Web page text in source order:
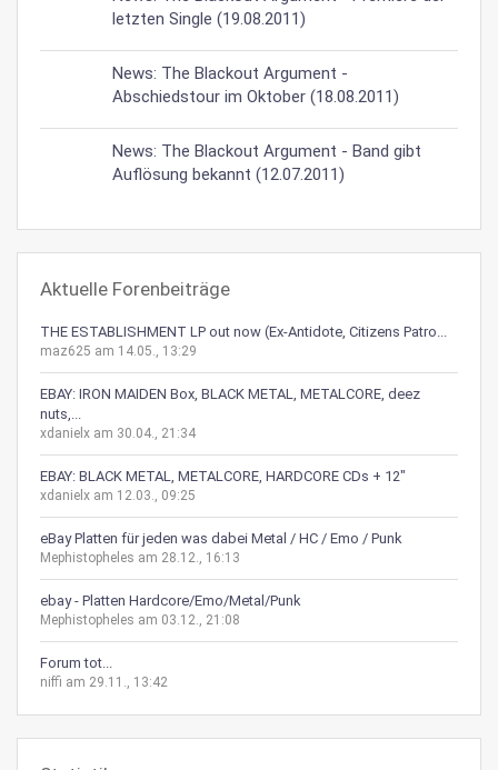
letzten Single (19.08.2011)
News: The Blackout Argument -
Abschiedstour im Oktober (18.08.2011)
News: The Blackout Argument - Band gibt
Auflösung bekannt (12.07.2011)
Aktuelle Forenbeiträge
THE ESTABLISHMENT LP out now (Ex-Antidote, Citizens Patro...
maz625 am 14.05., 13:29
EBAY: IRON MAIDEN Box, BLACK METAL, METALCORE, deez
nuts,...
xdanielx am 30.04., 21:34
EBAY: BLACK METAL, METALCORE, HARDCORE CDs + 12"
xdanielx am 12.03., 09:25
eBay Platten für jeden was dabei Metal / HC / Emo / Punk
Mephistopheles am 28.12., 16:13
ebay - Platten Hardcore/Emo/Metal/Punk
Mephistopheles am 03.12., 21:08
Forum tot...
niffi am 29.11., 13:42